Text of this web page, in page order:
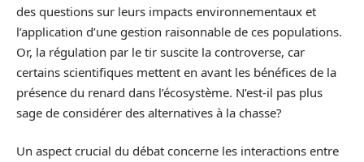
des questions sur leurs impacts environnementaux et
l’application d’une gestion raisonnable de ces populations.
Or, la régulation par le tir suscite la controverse, car
certains scientifiques mettent en avant les bénéfices de la
présence du renard dans l’écosystème. N’est-il pas plus
sage de considérer des alternatives à la chasse?
Un aspect crucial du débat concerne les interactions entre